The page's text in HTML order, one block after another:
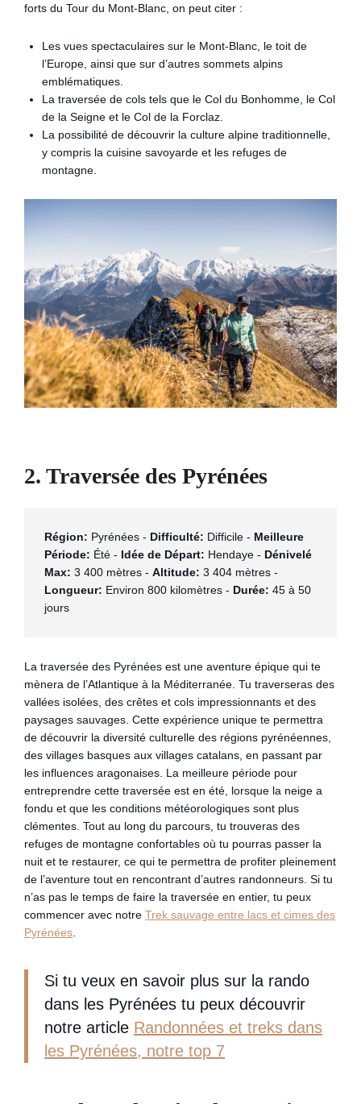
forts du Tour du Mont-Blanc, on peut citer :
Les vues spectaculaires sur le Mont-Blanc, le toit de
l’Europe, ainsi que sur d’autres sommets alpins
emblématiques.
La traversée de cols tels que le Col du Bonhomme, le Col
de la Seigne et le Col de la Forclaz.
La possibilité de découvrir la culture alpine traditionnelle,
y compris la cuisine savoyarde et les refuges de
montagne.
2. Traversée des Pyrénées
Région: Pyrénées - Difficulté: Difficile - Meilleure
Période: Été - Idée de Départ: Hendaye - Dénivelé
Max: 3 400 mètres - Altitude:
Longueur: Environ 800 kilomètres - Durée: 45 à 50
jours
La traversée des Pyrénées est une aventure épique qui te
mènera de l’Atlantique à la Méditerranée. Tu traverseras des
vallées isolées, des crêtes et cols impressionnants et des
paysages sauvages. Cette expérience unique te permettra
de découvrir la diversité culturelle des régions pyrénéennes,
des villages basques aux villages catalans, en passant par
les influences aragonaises. La meilleure période pour
entreprendre cette traversée est en été, lorsque la neige a
fondu et que les conditions météorologiques sont plus
clémentes. Tout au long du parcours, tu trouveras des
refuges de montagne confortables où tu pourras passer la
nuit et te restaurer, ce qui te permettra de profiter pleinement
de l’aventure tout en rencontrant d’autres randonneurs. Si tu
n’as pas le temps de faire la traversée en entier, tu peux
commencer avec notre Trek sauvage entre lacs et cimes des
Pyrénées
Si tu veux en savoir plus sur la rando
dans les Pyrénées tu peux découvrir
notre article Randonnées et treks dans
les Pyrénées, notre top 7